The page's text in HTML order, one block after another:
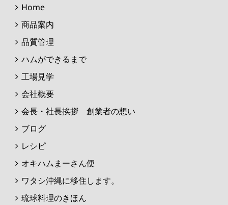
Home
商品案内
品質管理
ハムができるまで
工場見学
会社概要
会長・社長挨拶 創業者の想い
ブログ
レシピ
オキハムまーさん便
ワタシ沖縄に移住します。
琉球料理のきほん